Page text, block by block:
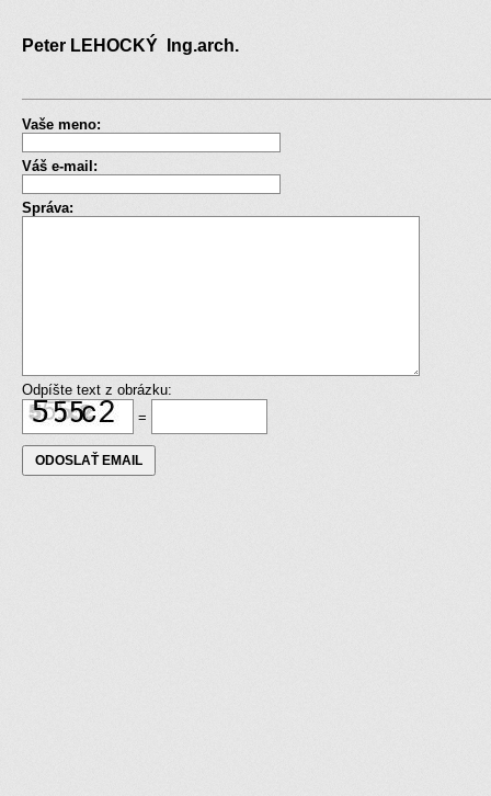
Peter LEHOCKÝ Ing.arch.
Vaše meno:
Váš e-mail:
Správa:
Odpíšte text z obrázku:
=